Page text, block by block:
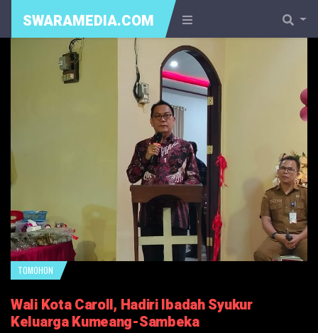
SWARAMEDIA.COM
TOMOHON
Wali Kota Caroll, Hadiri Ibadah Syukur
Keluarga Kumeang-Sambeka